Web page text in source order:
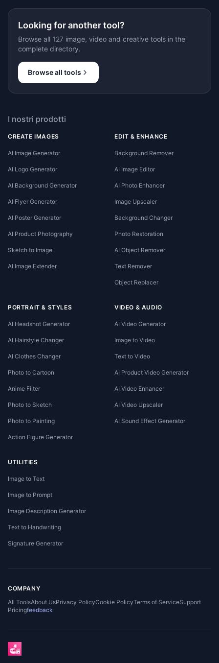
Looking for another tool?
Browse all 127 image, video and creative tools in the
complete directory.
Browse all tools
I nostri prodotti
CREATE IMAGES
AI Image Generator
AI Logo Generator
AI Background Generator
AI Flyer Generator
AI Poster Generator
AI Product Photography
Sketch to Image
AI Image Extender
EDIT & ENHANCE
Background Remover
AI Image Editor
AI Photo Enhancer
Image Upscaler
Background Changer
Photo Restoration
AI Object Remover
Text Remover
Object Replacer
PORTRAIT & STYLES
AI Headshot Generator
AI Hairstyle Changer
AI Clothes Changer
Photo to Cartoon
Anime Filter
Photo to Sketch
Photo to Painting
Action Figure Generator
VIDEO & AUDIO
AI Video Generator
Image to Video
Text to Video
AI Product Video Generator
AI Video Enhancer
AI Video Upscaler
AI Sound Effect Generator
UTILITIES
Image to Text
Image to Prompt
Image Description Generator
Text to Handwriting
Signature Generator
COMPANY
All ToolsAbout UsPrivacy PolicyCookie PolicyTerms of ServiceSupport
Pricingfeedback